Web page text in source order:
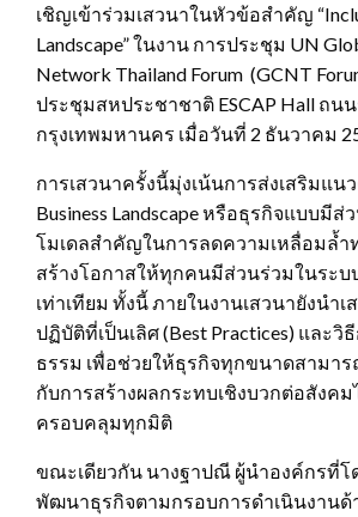
เชิญเข้าร่วมเสวนาในหัวข้อสำคัญ
Landscape” ในงาน การประชุม UN
Network Thailand Forum (GCNT
ประชุมสหประชาชาติ ESCAP Hall ถน
กรุงเทพมหานคร เมื่อวันที่ 2 ธันวาคม
การเสวนาครั้งนี้มุ่งเน้นการส่งเสริมแน
Business Landscape หรือธุรกิจแบบมีส่
โมเดลสำคัญในการลดความเหลื่อมล้ำ
สร้างโอกาสให้ทุกคนมีส่วนร่วมในระบ
เท่าเทียม ทั้งนี้ ภายในงานเสวนายังนำ
ปฏิบัติที่เป็นเลิศ (Best Practices) และวิ
ธรรม เพื่อช่วยให้ธุรกิจทุกขนาดสามาร
กับการสร้างผลกระทบเชิงบวกต่อสังคม
ครอบคลุมทุกมิติ
ขณะเดียวกัน นางฐาปณี ผู้นำองค์กรที่โ
พัฒนาธุรกิจตามกรอบการดำเนินงานด้